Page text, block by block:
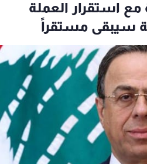
مع استقرار العملة
سيبقى مستقراً
فن
رياضة